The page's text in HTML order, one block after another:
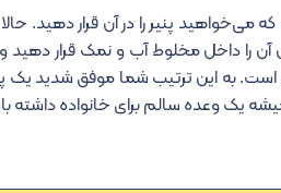
پنیر را در آن قرار دهید.
را داخل مخلوط آب و نمک قرار دهید و
است.به این ترتیب شما موفق شدید یک
یک وعده سالم برای خانواده داشته